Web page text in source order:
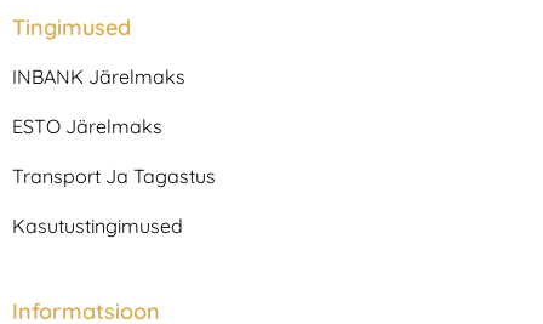
a
r
m
b
o
Tingimused
INBANK Järelmaks
ESTO Järelmaks
Transport Ja Tagastus
Kasutustingimused
Informatsioon